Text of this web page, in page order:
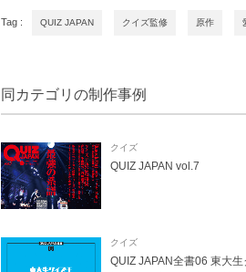
Tag : QUIZ JAPAN クイズ監修 原作
同カテゴリの制作事例
クイズ
QUIZ JAPAN vol.7
クイズ
QUIZ JAPAN全書06 東大